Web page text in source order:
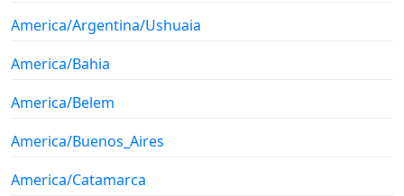
America/Argentina/Ushuaia
America/Bahia
America/Belem
America/Buenos_Aires
America/Catamarca